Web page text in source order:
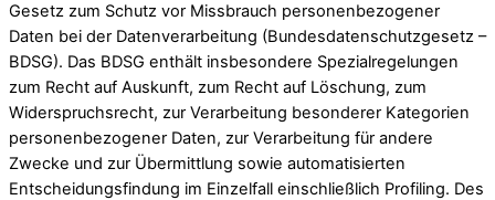
Gesetz zum Schutz vor Missbrauch personenbezogener
Daten bei der Datenverarbeitung (Bundesdatenschutzgesetz –
BDSG). Das BDSG enthält insbesondere Spezialregelungen
zum Recht auf Auskunft, zum Recht auf Löschung, zum
Widerspruchsrecht, zur Verarbeitung besonderer Kategorien
personenbezogener Daten, zur Verarbeitung für andere
Zwecke und zur Übermittlung sowie automatisierten
Entscheidungsfindung im Einzelfall einschließlich Profiling. Des